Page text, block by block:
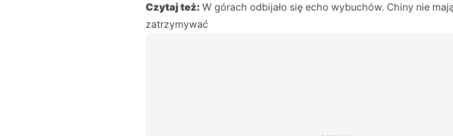
Czytaj też: W górach odbijało się echo wybuchów. Chiny nie
zatrzymywać